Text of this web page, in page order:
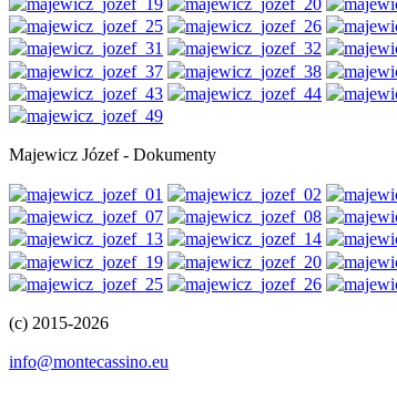
Majewicz Józef - Dokumenty
(c) 2015-2026
info@montecassino.eu